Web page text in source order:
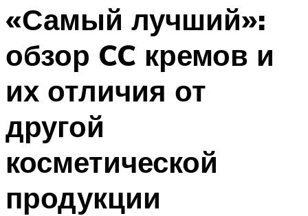
«Самый лучший»:
обзор CC кремов и
их отличия от
другой
косметической
продукции